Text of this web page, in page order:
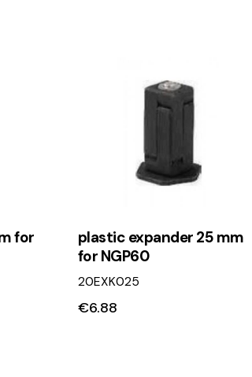
for
plastic expander 25 mm
for NGP60
20EXK025
€6.88